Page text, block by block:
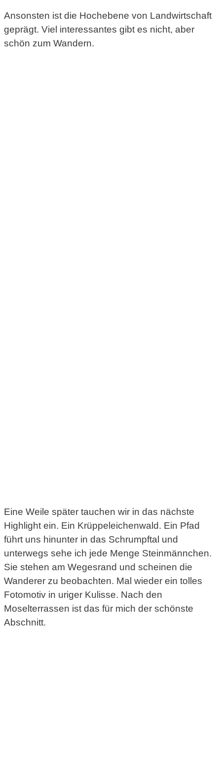
Ansonsten ist die Hochebene von Landwirtschaft
geprägt. Viel interessantes gibt es nicht, aber
schön zum Wandern.
Eine Weile später tauchen wir in das nächste
Highlight ein. Ein Krüppeleichenwald. Ein Pfad
führt uns hinunter in das Schrumpftal und
unterwegs sehe ich jede Menge Steinmännchen.
Sie stehen am Wegesrand und scheinen die
Wanderer zu beobachten. Mal wieder ein tolles
Fotomotiv in uriger Kulisse. Nach den
Moselterrassen ist das für mich der schönste
Abschnitt.